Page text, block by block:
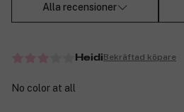
Alla recensioner
HeidiBekräftad köpare
No color at all